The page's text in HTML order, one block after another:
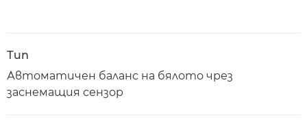
Тип
Автоматичен баланс на бялото чрез
заснемащия сензор